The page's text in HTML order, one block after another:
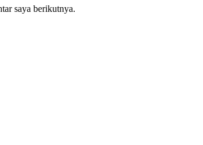
saya berikutnya.